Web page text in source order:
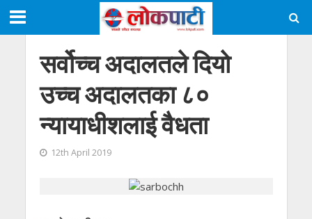
सर्वोच्च अदालतले दियाे
उच्च अदालतका ८०
न्यायाधीशलाई वैधता
12th April 2019